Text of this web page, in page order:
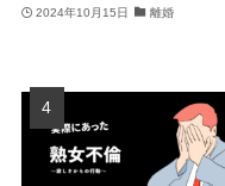
2024年10月15日 離婚